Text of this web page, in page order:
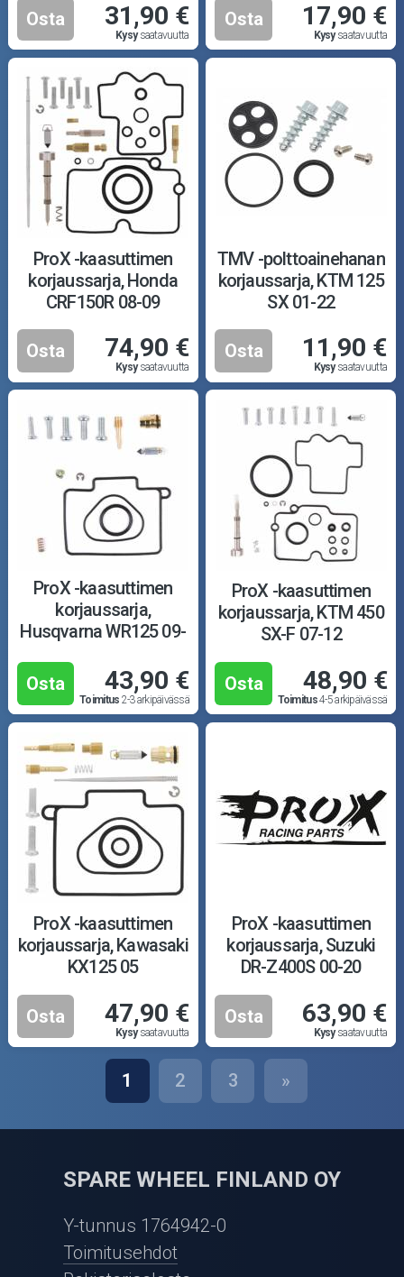
Osta 31,90 €
Kysysaatavuutta
Osta 17,90 €
Kysysaatavuutta
ProX -kaasuttimen
korjaussarja, Honda
CRF150R 08-09
Osta 74,90 €
Kysysaatavuutta
TMV -polttoainehanan
korjaussarja, KTM 125
SX 01-22
Osta 11,90 €
Kysysaatavuutta
ProX -kaasuttimen
korjaussarja,
Husqvarna WR125 09-
Osta
43,90 €
Toimitus 2-3 arkipäivässä
ProX -kaasuttimen
korjaussarja, KTM 450
SX-F 07-12
Osta 48,90 €
Toimitus4-5 arkipäivässä
ProX -kaasuttimen
korjaussarja, Kawasaki
KX125 05
Osta 47,90 €
Kysysaatavuutta
ProX -kaasuttimen
korjaussarja, Suzuki
DR-Z400S 00-20
Osta 63,90 €
Kysysaatavuutta
1 2 3 »
SPARE WHEEL FINLAND OY
Y-tunnus 1764942-0
Toimitusehdot